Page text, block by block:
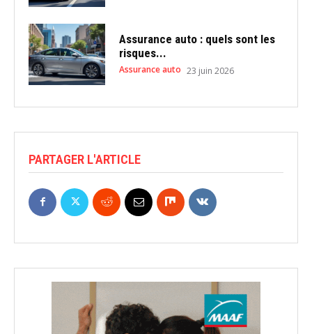
Assurance auto : quels sont les
risques...
Assurance auto 23 juin 2026
PARTAGER L'ARTICLE